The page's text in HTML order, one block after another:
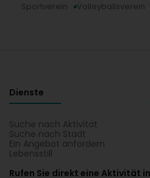
Sportverein
Volleyballsverein
Dienste
Suche nach Aktivität
Suche nach Stadt
Ein Angebot anfordern
Lebensstill
Rufen Sie direkt eine Aktivität